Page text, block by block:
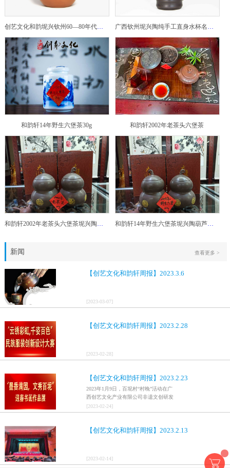
创艺文化和韵坭兴钦州60—80年代坭兴陶老壶——玉奎壶 广西钦州坭兴陶纯手工直身水杯名家陶瓷大师紫砂建水紫陶
和韵轩14年野生六堡茶30g 和韵轩2002年老茶头六堡茶
和韵轩2002年老茶头六堡茶坭兴陶葫芦茶罐 和韵轩14年野生六堡茶坭兴陶葫芦茶罐
新闻
【创艺文化和韵轩周报】2023.3.6
[2023-03-07]
【创艺文化和韵轩周报】2023.2.28
[2023-02-28]
【创艺文化和韵轩周报】2023.2.23
2023年1月9日，百坭村“村晚”活动在广
西创艺文化产业有限公司非遗文创研发
基地、百色市乐业县百坭壮族织布技艺
传承创意基地正式开启，活动紧扣“启航
村特色设计舞美，突出乡村文艺新体
[2023-02-24]
【创艺文化和韵轩周报】2023.2.13
[2023-02-14]
查看更多 >